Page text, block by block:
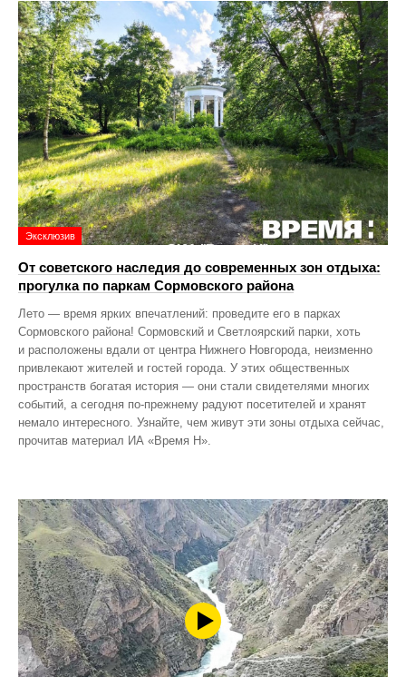
Эксклюзив
От советского наследия до современных зон отдыха:
прогулка по паркам Сормовского района
Лето — время ярких впечатлений: проведите его в парках
Сормовского района! Сормовский и Светлоярский парки, хоть
и расположены вдали от центра Нижнего Новгорода, неизменно
привлекают жителей и гостей города. У этих общественных
пространств богатая история — они стали свидетелями многих
событий, а сегодня по‑прежнему радуют посетителей и хранят
немало интересного. Узнайте, чем живут эти зоны отдыха сейчас,
прочитав материал ИА «Время Н».